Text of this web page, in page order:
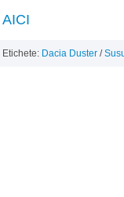
AICI
Etichete: Dacia Duster /